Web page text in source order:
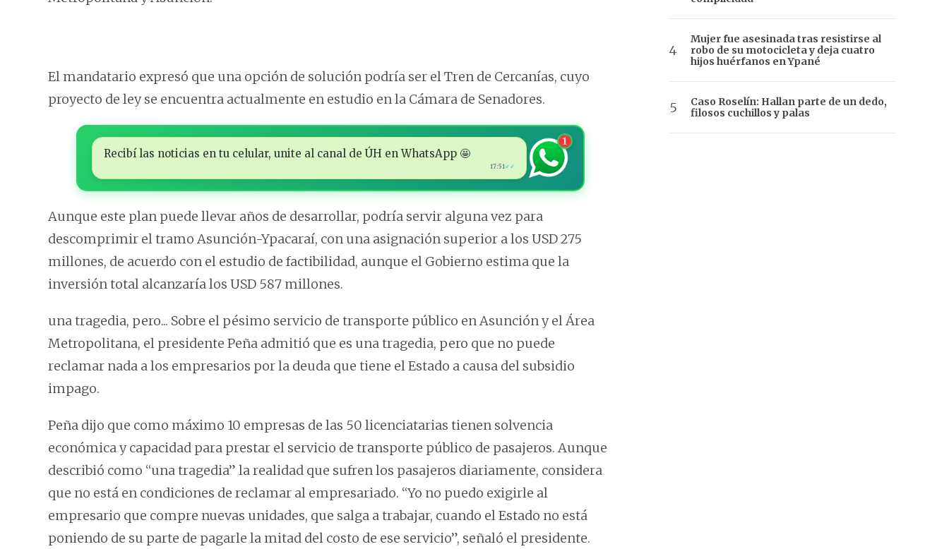
El mandatario expresó que una opción de solución podría ser el Tren de Cercanías, cuyo
proyecto de ley se encuentra actualmente en estudio en la Cámara de Senadores.
Recibí las noticias en tu celular, unite al canal de ÚH en WhatsApp 🤩
17:51✓✓
1
Aunque este plan puede llevar años de desarrollar, podría servir alguna vez para
descomprimir el tramo Asunción-Ypacaraí, con una asignación superior a los USD 275
millones, de acuerdo con el estudio de factibilidad, aunque el Gobierno estima que la
inversión total alcanzaría los USD 587 millones.
una tragedia, pero... Sobre el pésimo servicio de transporte público en Asunción y el Área
Metropolitana, el presidente Peña admitió que es una tragedia, pero que no puede
reclamar nada a los empresarios por la deuda que tiene el Estado a causa del subsidio
impago.
Peña dijo que como máximo 10 empresas de las 50 licenciatarias tienen solvencia
económica y capacidad para prestar el servicio de transporte público de pasajeros. Aunque
describió como “una tragedia” la realidad que sufren los pasajeros diariamente, considera
que no está en condiciones de reclamar al empresariado. “Yo no puedo exigirle al
empresario que compre nuevas unidades, que salga a trabajar, cuando el Estado no está
poniendo de su parte de pagarle la mitad del costo de ese servicio”, señaló el presidente.
Mujer fue asesinada tras resistirse al
robo de su motocicleta y deja cuatro
hijos huérfanos en Ypané
Caso Roselín: Hallan parte de un dedo,
filosos cuchillos y palas